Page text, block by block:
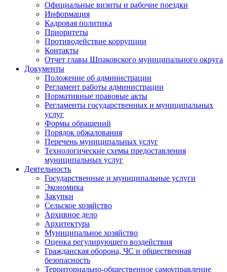
Официальные визиты и рабочие поездки
Информация
Кадровая политика
Приоритеты
Противодействие коррупции
Контакты
Отчет главы Шпаковского муниципального округа
Документы
Положение об администрации
Регламент работы администрации
Нормативные правовые акты
Регламенты государственных и муниципальных
услуг
Формы обращений
Порядок обжалования
Перечень муниципальных услуг
Технологические схемы предоставления
муниципальных услуг
Деятельность
Государственные и муниципальные услуги
Экономика
Закупки
Сельское хозяйство
Архивное дело
Архитектура
Муниципальное хозяйство
Оценка регулирующего воздействия
Гражданская оборона, ЧС и общественная
безопасность
Территориально-общественное самоуправление